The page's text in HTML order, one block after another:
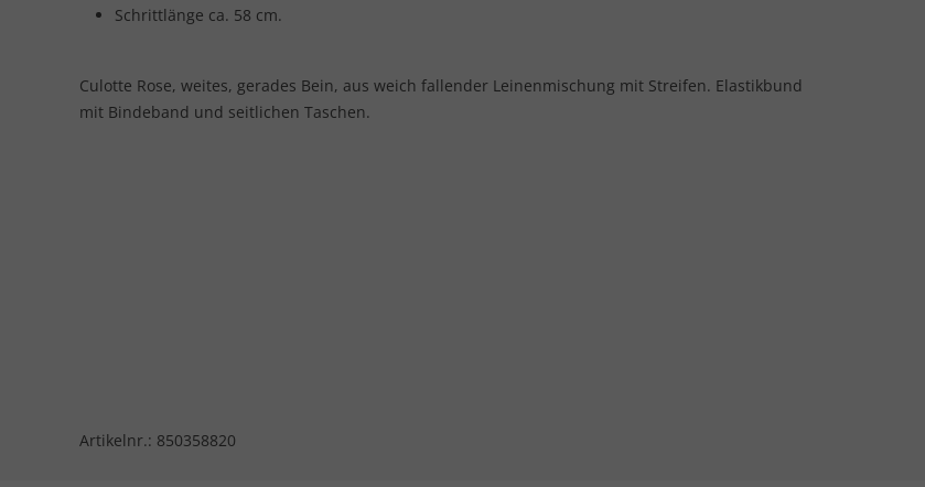
Schrittlänge ca. 58 cm.
Culotte Rose, weites, gerades Bein, aus weich fallender Leinenmischung mit Streifen. Elastikbund
mit Bindeband und seitlichen Taschen.
Artikelnr.: 850358820